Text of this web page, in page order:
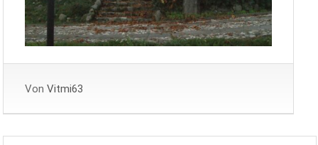
Von Vitmi63